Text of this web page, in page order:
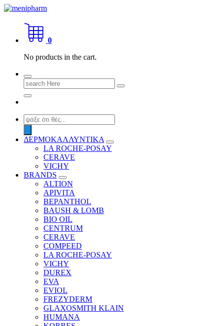
Skip
content
shop 2 easily
0
No products in the cart.
Search
for:
Products
search
ΔΕΡΜΟΚΑΛΛΥΝΤΙΚΑ
LA ROCHE-POSAY
CERAVE
VICHY
BRANDS
ALTION
APIVITA
BEPANTHOL
BAUSH & LOMB
BIO OIL
CENTRUM
CERAVE
COMPEED
LA ROCHE-POSAY
VICHY
DUREX
EVA
EVIOL
FREZYDERM
GLAXOSMITH KLAIN
HUMANA